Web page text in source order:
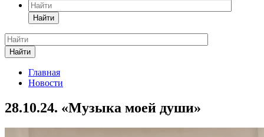
Найти
Найти
Главная
Новости
28.10.24. «Музыка моей души»